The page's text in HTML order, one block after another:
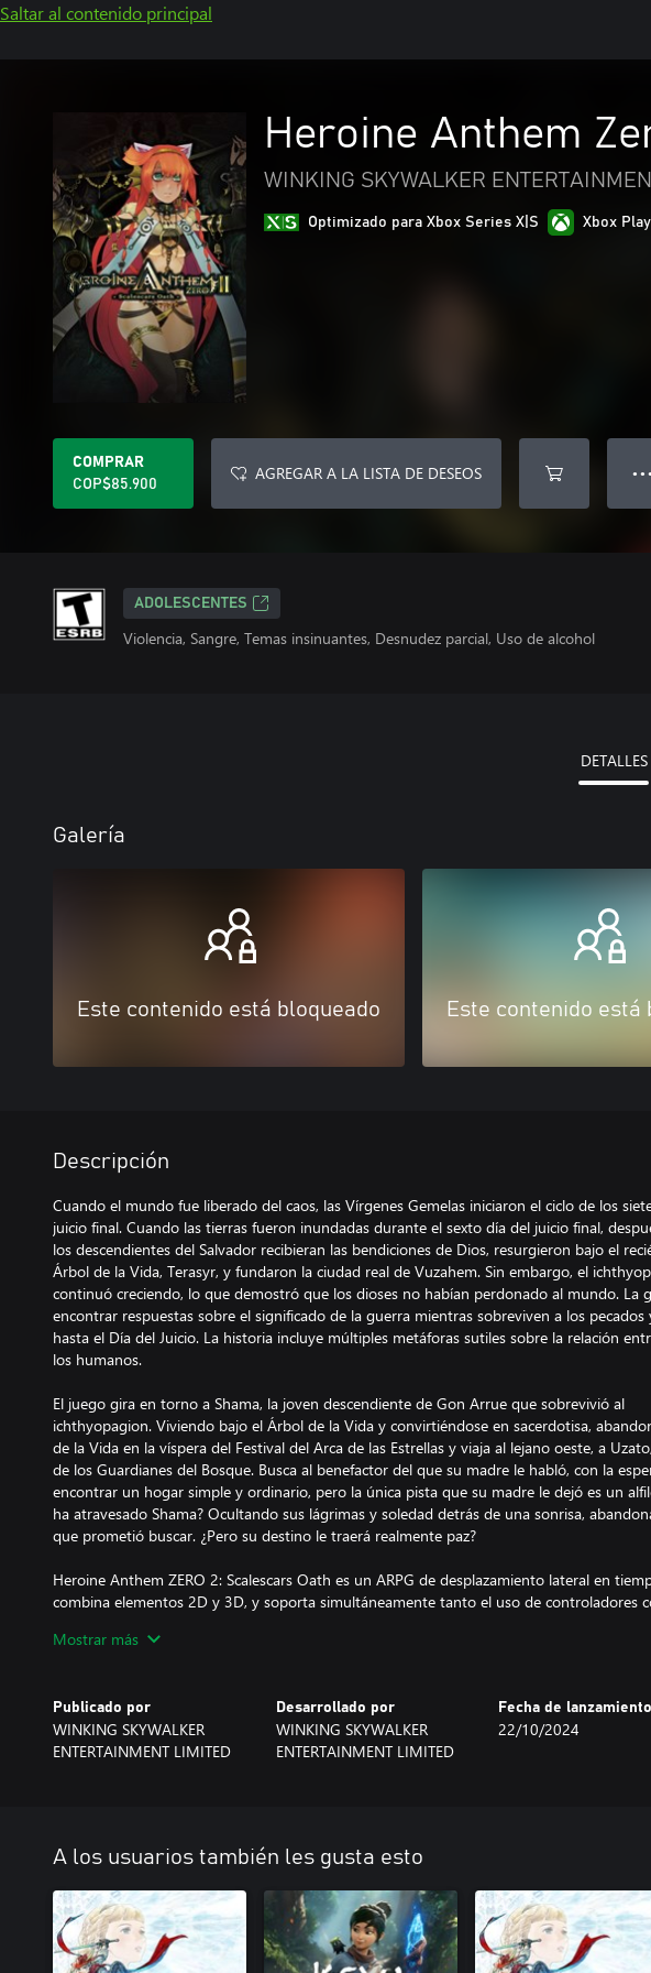
Saltar al contenido principal
Heroine Anthem
WINKING SKYWALKER
Optimizado para Xbox Series X|S Xbox
COMPRAR
COP$85.900
AGREGAR A LA LISTA DE DESEOS ● ● ●
ADOLESCENTES
Violencia, Sangre, Temas insinuantes, Desnudez parcial, Uso de alcohol
DETALLES
Galería
Este contenido está bloqueado Este contenido está
Descripción
Cuando el mundo fue liberado del caos, las Vírgenes Gemelas iniciaron el ciclo de los
juicio final. Cuando las tierras fueron inundadas durante el sexto día del juicio final,
los descendientes del Salvador recibieran las bendiciones de Dios, resurgieron bajo el
Árbol de la Vida, Terasyr, y fundaron la ciudad real de Vuzahem. Sin embargo, el
continuó creciendo, lo que demostró que los dioses no habían perdonado al mundo. La
encontrar respuestas sobre el significado de la guerra mientras sobreviven a los pecados
hasta el Día del Juicio. La historia incluye múltiples metáforas sutiles sobre la relación
los humanos.
El juego gira en torno a Shama, la joven descendiente de Gon Arrue que sobrevivió al
ichthyopagion. Viviendo bajo el Árbol de la Vida y convirtiéndose en sacerdotisa,
de la Vida en la víspera del Festival del Arca de las Estrellas y viaja al lejano oeste, a
de los Guardianes del Bosque. Busca al benefactor del que su madre le habló, con la
encontrar un hogar simple y ordinario, pero la única pista que su madre le dejó es un
ha atravesado Shama? Ocultando sus lágrimas y soledad detrás de una sonrisa,
que prometió buscar. ¿Pero su destino le traerá realmente paz?
Heroine Anthem ZERO 2: Scalescars Oath es un ARPG de desplazamiento lateral en
combina elementos 2D y 3D, y soporta simultáneamente tanto el uso de controladores
Los productores del juego han utilizado su creatividad innovadora para ofrecerte un largo
400.000 palabras de diálogos, más de 500 ilustraciones CG, 300 etapas y más de 500
representaciones narrativas. Se ha traído a la vida como una larga serie de televisión,
de juego de aventuras. La banda sonora incluye muchas canciones de varios productores
Con más de 100 CG y animaciones 2D, cada escena está cuidadosamente alineada tanto
como auditivamente. Con más de 100 etapas y 400.000 palabras, los jugadores pueden
verdaderamente en el mundo de Heroine Anthem Zero 2.
Banda sonora de clase mundial
El equipo de composición musical incluye a Joe Chou, el compositor japonés Motoki
Mostrar más
Publicado por
WINKING SKYWALKER
ENTERTAINMENT LIMITED
Desarrollado por
WINKING SKYWALKER
ENTERTAINMENT LIMITED
Fecha de lanzamiento
22/10/2024
A los usuarios también les gusta esto